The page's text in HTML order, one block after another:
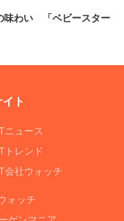
味わい 「ベビースター
ト
ニュース
トレンド
会社ウォッチ
ォッチ